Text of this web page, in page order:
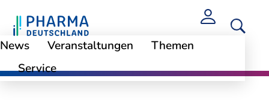
News Veranstaltungen
Themen
Service
News